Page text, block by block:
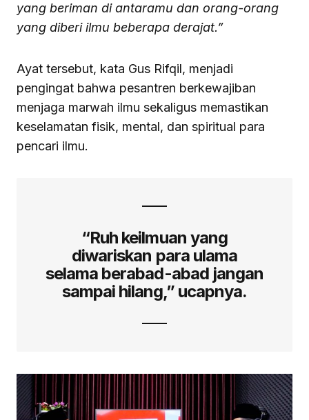
yang beriman di antaramu dan orang-orang
yang diberi ilmu beberapa derajat.”
Ayat tersebut, kata Gus Rifqil, menjadi
pengingat bahwa pesantren berkewajiban
menjaga marwah ilmu sekaligus memastikan
keselamatan fisik, mental, dan spiritual para
pencari ilmu.
“Ruh keilmuan yang
diwariskan para ulama
selama berabad-abad jangan
sampai hilang,” ucapnya.